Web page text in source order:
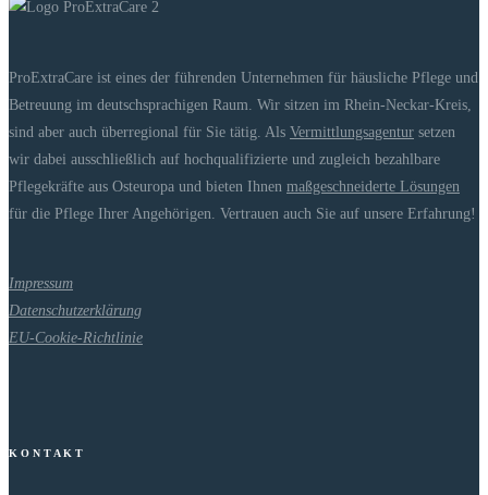
ProExtraCare ist eines der führenden Unternehmen für häusliche Pflege und
Betreuung im deutschsprachigen Raum. Wir sitzen im Rhein-Neckar-Kreis,
sind aber auch überregional für Sie tätig. Als Vermittlungsagentur setzen
wir dabei ausschließlich auf hochqualifizierte und zugleich bezahlbare
Pflegekräfte aus Osteuropa und bieten Ihnen maßgeschneiderte Lösungen
für die Pflege Ihrer Angehörigen. Vertrauen auch Sie auf unsere Erfahrung!
Impressum
Datenschutzerklärung
EU-Cookie-Richtlinie
K O N T A K T